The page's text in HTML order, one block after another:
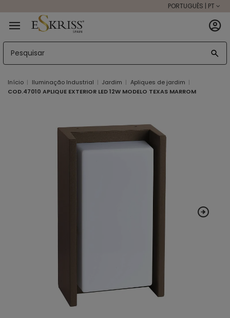
PORTUGUÊS | PT
Início Iluminação Industrial Jardim
Apliques de jardim
COD.47010 APLIQUE EXTERIOR LED 12W MODELO TEXAS MARROM